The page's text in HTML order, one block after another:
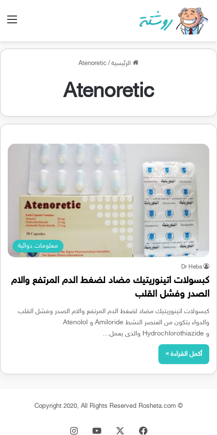
الرئيسية/
Atenoretic
Atenoretic
معلومات دوائية
Dr Heba
كبسولات اتينوريتيك مضاد لضغط الدم المرتفع والام
الصدر وفشل القلب
كبسولات اتينوريتيك مضاد لضغط الدم المرتفع والام الصدر وفشل القلب
والدواء يتكون من العنصر النشط Amiloride و Atenolol
و Hydrochlorothiazide والذى يعمل…
أكمل القراءة »
© Copyright 2020, All Rights Reserved Rosheta.com
فيسبوك ‫YouTube